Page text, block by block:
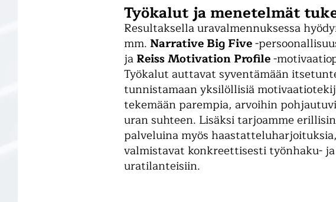
Työkalut ja menetelmät
Resultaksella uravalmennuksessa
mm. Narrative Big Five-
jaReiss Motivation Profile-
Työkalut auttavat syventämään
tunnistamaan yksilöllisiä
tekemään parempia, arvoihin
uran suhteen. Lisäksi tarjoamme
palveluina myös
valmistavat konkreettisesti työnhaku- ja
uratilanteisiin.